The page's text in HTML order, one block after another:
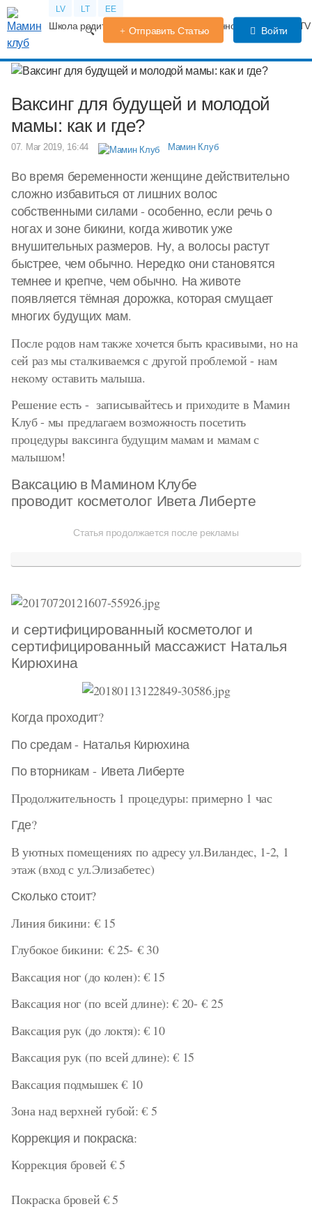
LV LT EE
Школа родителей Календарь беременности Форум
Отправить Статью Войти
Ваксинг для будущей и молодой
мамы: как и где?
07. Mar 2019, 16:44 Мамин Клуб
Во время беременности женщине действительно
сложно избавиться от лишних волос
собственными силами - особенно, если речь о
ногах и зоне бикини, когда животик уже
внушительных размеров. Ну, а волосы растут
быстрее, чем обычно. Нередко они становятся
темнее и крепче, чем обычно. На животе
появляется тёмная дорожка, которая смущает
многих будущих мам.
После родов нам также хочется быть красивыми, но на
сей раз мы сталкиваемся с другой проблемой - нам
некому оставить малыша.
Решение есть - записывайтесь и приходите в Мамин
Клуб - мы предлагаем возможность посетить
процедуры ваксинга будущим мамам и мамам с
малышом!
Ваксацию в Мамином Клубе
проводит косметолог Ивета Либерте
Статья продолжается после рекламы
и сертифицированный косметолог и
сертифицированный массажист Наталья
Кирюхина
Когда проходит?
По средам - Наталья Кирюхина
По вторникам - Ивета Либерте
Продолжительность 1 процедуры: примерно 1 час
Где?
В уютных помещениях по адресу ул.Виландес, 1-2, 1
этаж (вход с ул.Элизабетес)
Сколько стоит?
Линия бикини: € 15
Глубокое бикини: € 25- € 30
Ваксация ног (до колен): € 15
Ваксация ног (по всей длине): € 20- € 25
Ваксация рук (до локтя): € 10
Ваксация рук (по всей длине): € 15
Ваксация подмышек € 10
Зона над верхней губой: € 5
Коррекция и покраска:
Коррекция бровей € 5
Покраска бровей € 5